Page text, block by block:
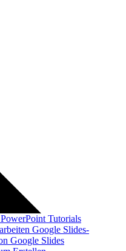
PowerPoint Tutorials
Google Slides-
Google Slides